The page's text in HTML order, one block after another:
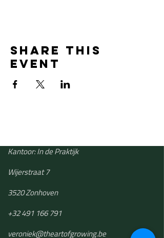
Share this
event
Kantoor: In de Praktijk
Wijerstraat 7
3520 Zonhoven
+32 491 166 791
​veroniek@theartofgrowing.be